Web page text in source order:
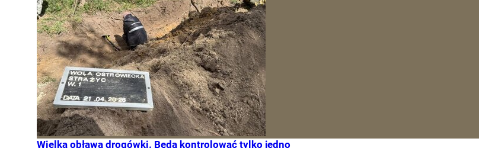
Wielka obława drogówki. Będą kontrolować tylko jedno